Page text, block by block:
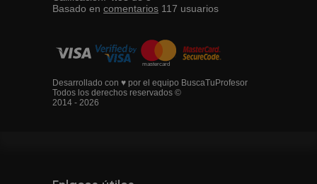
Basado en comentarios 117 usuarios
Desarrollado con ♥ por el equipo BuscaTuProfesor
Todos los derechos reservados ©
2014 - 2026